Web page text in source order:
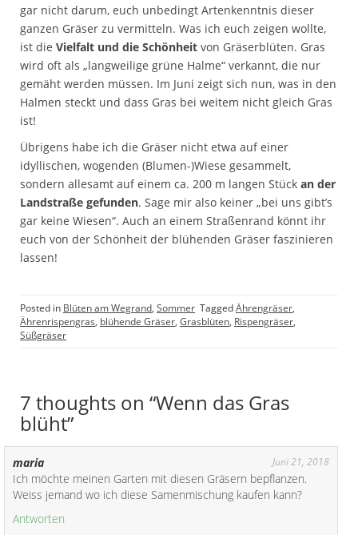
gar nicht darum, euch unbedingt Artenkenntnis dieser
ganzen Gräser zu vermitteln. Was ich euch zeigen wollte,
ist die Vielfalt und die Schönheit von Gräserblüten. Gras
wird oft als „langweilige grüne Halme“ verkannt, die nur
gemäht werden müssen. Im Juni zeigt sich nun, was in den
Halmen steckt und dass Gras bei weitem nicht gleich Gras
ist!
Übrigens habe ich die Gräser nicht etwa auf einer
idyllischen, wogenden (Blumen-)Wiese gesammelt,
sondern allesamt auf einem ca. 200 m langen Stück an der
Landstraße gefunden. Sage mir also keiner „bei uns gibt’s
gar keine Wiesen“. Auch an einem Straßenrand könnt ihr
euch von der Schönheit der blühenden Gräser faszinieren
lassen!
Posted in Blüten am Wegrand, Sommer TaggedÄhrengräser,
Ährenrispengras, blühende Gräser, Grasblüten, Rispengräser,
Süßgräser
7 thoughts on “Wenn das Gras
blüht”
maria Juni 21, 2018
Ich möchte meinen Garten mit diesen Gräsern bepflanzen.
Weiss jemand wo ich diese Samenmischung kaufen kann?
Antworten